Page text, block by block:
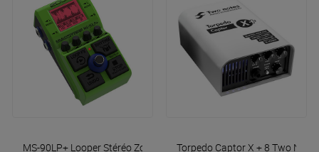
MS-90LP+ Looper Stéréo Zoom Torpedo Captor X + 8 Two Notes